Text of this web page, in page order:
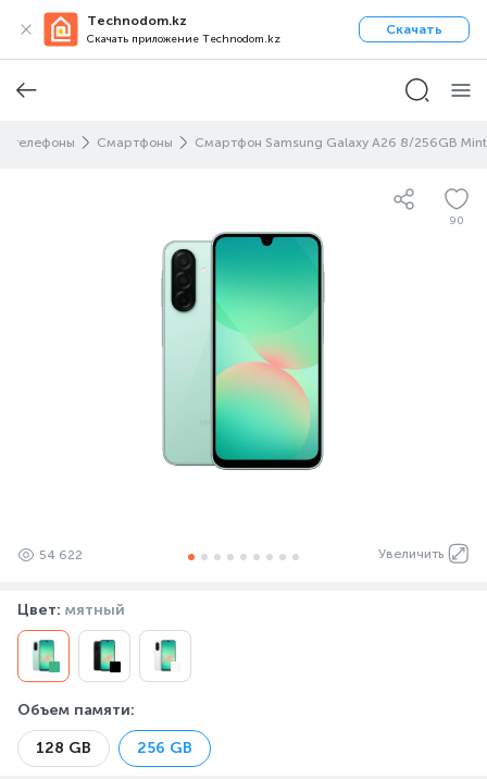
Technodom.kz
Скачать приложение Technodom.kz
Скачать
телефоны Смартфоны Смартфон Samsung Galaxy A26 8/256GB Mint
90
Увеличить
54 622
Цвет: мятный
Объем памяти:
128 GB 256 GB